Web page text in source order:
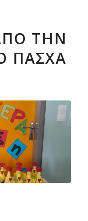
ΤΗΝ
ΠΆΣΧΑ